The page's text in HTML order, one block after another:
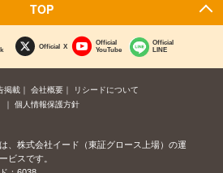
TOP
Official X
Official
YouTube
Official
LINE
掲載 会社概要
リシードについて
個人情報保護方針
、株式会社イード（東証グロース上場）の運
ビスです。